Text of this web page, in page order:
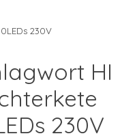
230V
HI
230V